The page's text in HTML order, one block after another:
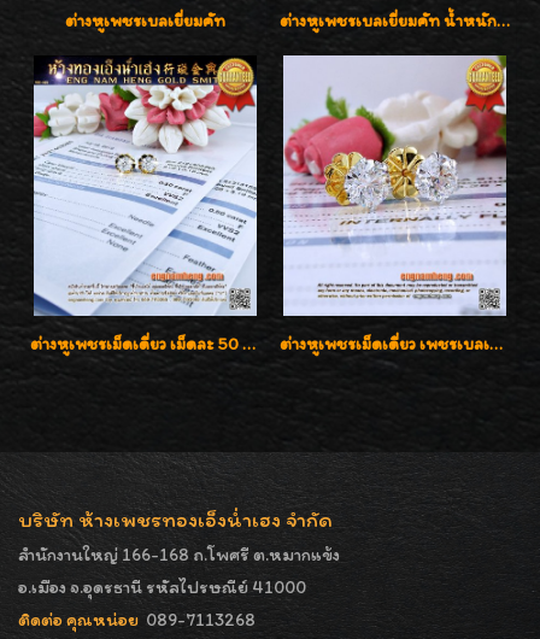
ต่างหูเพชรเบลเยี่ยมคัท ต่างหูเพชรเบลเยี่ยมคัท น้ำหนักเพชร 0.99 กะรัต ต่างหูห้อยตุ้งติ้งหัวใจสวยน่ารักใส่ได้ทุกวันค่ะ
ต่างหูเพชรเม็ดเดี่ยว เม็ดละ 50 สตางค์ คู่ละ 1 กะรัต เพชรเบลเยี่ยมคัท น้ำ 98 F-Color/ VVS2 / 3EX พร้อมใบเซอร์สถาบัน GIA มาตรฐานสากลค่ะ ต่างหูเพชรเม็ดเดี่ยว เพชรเบลเยี่ยมคัท น้ำ 96 H-Color/IF & VVS2/3EX น้ำหนักเพชรรวม 1.83 กะรัต พร้อมใบเซอร์ LAB GIA & HRD เพชรสวยปิ๊ง ราคาขายส่งค่ะ
บริษัท ห้างเพชรทองเอ็งน่ำเฮง จำกัด
สำนักงานใหญ่ 166-168 ถ.โพศรี ต.หมากแข้ง
อ.เมือง จ.อุดรธานี รหัสไปรษณีย์ 41000
ติดต่อ คุณหน่อย 089-7113268